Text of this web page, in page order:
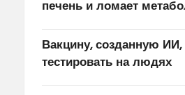
печень и ломает
Вакцину, созданную ИИ,
тестировать на людях